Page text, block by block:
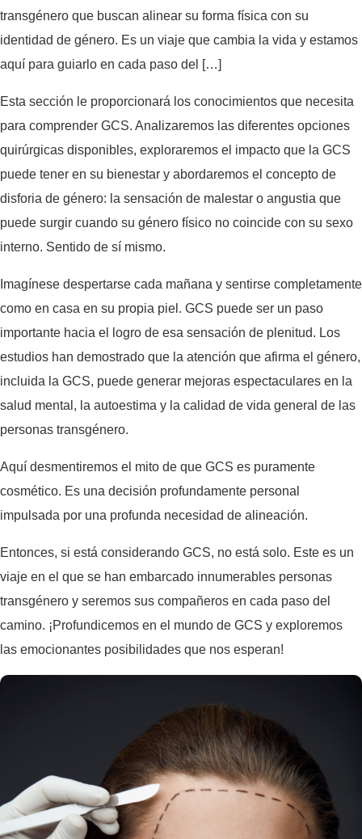
transgénero que buscan alinear su forma física con su
identidad de género. Es un viaje que cambia la vida y estamos
aquí para guiarlo en cada paso del […]
Esta sección le proporcionará los conocimientos que necesita
para comprender GCS. Analizaremos las diferentes opciones
quirúrgicas disponibles, exploraremos el impacto que la GCS
puede tener en su bienestar y abordaremos el concepto de
disforia de género: la sensación de malestar o angustia que
puede surgir cuando su género físico no coincide con su sexo
interno. Sentido de sí mismo.
Imagínese despertarse cada mañana y sentirse completamente
como en casa en su propia piel. GCS puede ser un paso
importante hacia el logro de esa sensación de plenitud. Los
estudios han demostrado que la atención que afirma el género,
incluida la GCS, puede generar mejoras espectaculares en la
salud mental, la autoestima y la calidad de vida general de las
personas transgénero.
Aquí desmentiremos el mito de que GCS es puramente
cosmético. Es una decisión profundamente personal
impulsada por una profunda necesidad de alineación.
Entonces, si está considerando GCS, no está solo. Este es un
viaje en el que se han embarcado innumerables personas
transgénero y seremos sus compañeros en cada paso del
camino. ¡Profundicemos en el mundo de GCS y exploremos
las emocionantes posibilidades que nos esperan!